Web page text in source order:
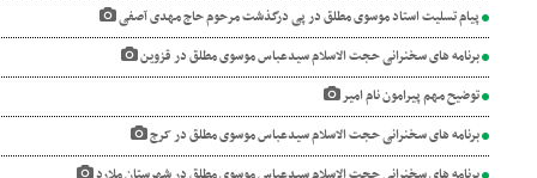
پیام تسلیت استاد موسوی مطلق در پی درگذشت مرحوم حاج مهدی آصفی
برنامه های سخنرانی حجت الاسلام سیدعباس موسوی مطلق در قزوین
توضیح مهم پیرامون نام امیر
برنامه های سخنرانی حجت الاسلام سیدعباس موسوی مطلق در کرج